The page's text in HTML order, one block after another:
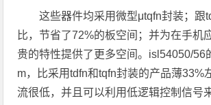
这些器件均采用微型μtqfn封装；跟
比，节省了72%的板空间；并为在手机
贵的特性提供了更多空间。isl54050/56
m，比采用tdfn和tqfn封装的产品薄33%
流很低，并且可以利用低逻辑控制信号